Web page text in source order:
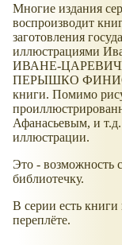
Многие издания
воспроизводит
заготовления
иллюстрациями
ИВАНЕ-
ПЕРЫШКО
книги. Помимо
Афанасьевым, и
иллюстрации.
Это - возможность
библиотечку.
В серии есть книги
переплёте.